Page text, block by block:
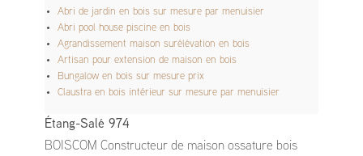
Abri de jardin en bois sur mesure par menuisier
Abri pool house piscine en bois
Agrandissement maison surélévation en bois
Artisan pour extension de maison en bois
Bungalow en bois sur mesure prix
Claustra en bois intérieur sur mesure par menuisier
Étang-Salé 974
BOISCOM Constructeur de maison ossature bois